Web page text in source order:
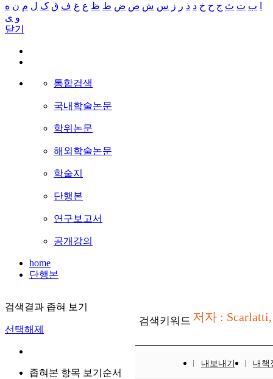
ب ت ث ج ح خ د ذ ر ز س ش ص ض ط ظ ع غ ف ق ک ل م ن ه
و ی
닫기
통합검색
국내학술논문
학위논문
해외학술논문
학술지
단행본
연구보고서
공개강의
home
단행본
검색결과 좁혀 보기
선택해제
좁혀본 항목 보기순서
검색키워드 저자 :
내보내기 내책